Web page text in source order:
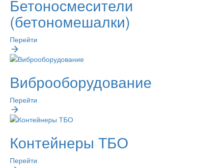
Бетоносмесители
(бетономешалки)
Перейти
Виброоборудование
Перейти
Контейнеры ТБО
Перейти